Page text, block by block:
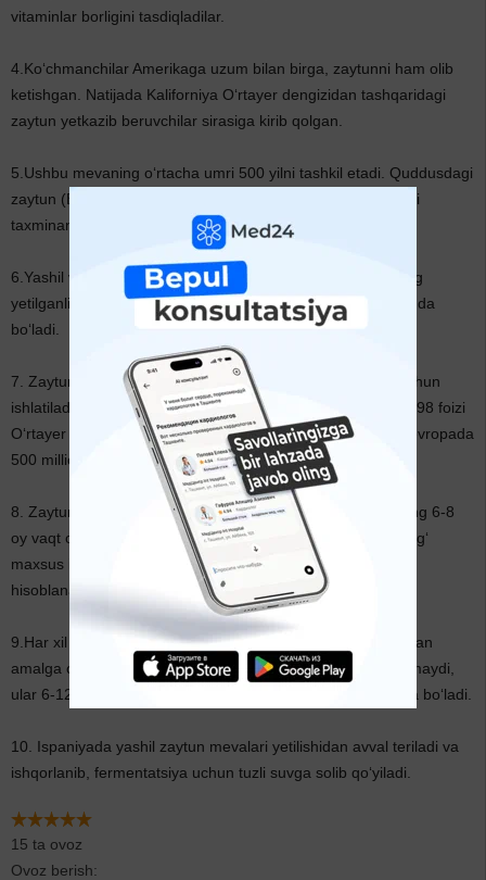
vitaminlar borligini tasdiqladilar.
4.Ko‘chmanchilar Amerikaga uzum bilan birga, zaytunni ham olib
ketishgan. Natijada Kaliforniya O‘rtayer dengizidan tashqaridagi
zaytun yetkazib beruvchilar sirasiga kirib qolgan.
5.Ushbu mevaning o‘rtacha umri 500 yilni tashkil etadi. Quddusdagi
zaytun (Eleon) tog‘idagi zaytun daraxtlarining o‘rtacha yoshi
taxminan 200 yil, deb hisoblanadi.
6.Yashil va qora zaytunlar orasidagi yagona farq bu ularning
yetilganlik darajasidadir. Yetilgan zaytun mevalari qora rangda
bo‘ladi.
7. Zaytun hosilining 90 foizi zaytun yog‘i ishlab chiqarish uchun
ishlatiladi va deyarli uni o‘stirish uchun ajratilgan yerlarning 98 foizi
O‘rtayer Dengizi hududida joylashgan. Umumiy hisobda, Yevropada
500 millionga yaqin zaytun daraxtlari bor.
8. Zaytun mevasi marto yida gullash vaqti tugaganidan so‘ng 6-8
oy vaqt o‘tgach, noyabr oylarida teriladi. Shuningdek, bu yog‘
maxsus ishlovsiz iste’mol qilsa bo‘ladigan yagona yog‘ turi
hisoblanadi.
9.Har xil davlatlarda zaytunni qayta ishlash turli xil yo‘llar bilan
amalga oshiriladi. Yunonistonda zaytun mevalari ishqorlanmaydi,
ular 6-12 oyga tuzlanadi. Bunda ular juda kuchli ta’mga ega bo‘ladi.
10. Ispaniyada yashil zaytun mevalari yetilishidan avval teriladi va
ishqorlanib, fermentatsiya uchun tuzli suvga solib qo‘yiladi.
15 ta ovoz
Ovoz berish: